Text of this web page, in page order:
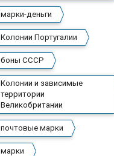
марки-деньги
Колонии Португалии
боны СССР
Колонии и зависимые
территории
Великобритании
почтовые марки
марки